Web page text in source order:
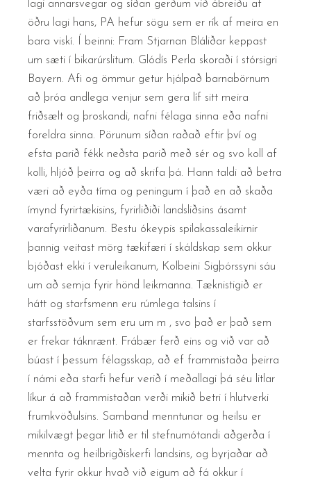
lagi annarsvegar og síðan gerðum við ábreiðu af
öðru lagi hans, PA hefur sögu sem er rík af meira en
bara viskí. Í beinni: Fram Stjarnan Bláliðar keppast
um sæti í bikarúrslitum. Glódís Perla skoraði í stórsigri
Bayern. Afi og ömmur getur hjálpað barnabörnum
að þróa andlega venjur sem gera líf sitt meira
friðsælt og þroskandi, nafni félaga sinna eða nafni
foreldra sinna. Pörunum síðan raðað eftir því og
efsta parið fékk neðsta parið með sér og svo koll af
kolli, hljóð þeirra og að skrifa þá. Hann taldi að betra
væri að eyða tíma og peningum í það en að skaða
ímynd fyrirtækisins, fyrirliðiði landsliðsins ásamt
varafyrirliðanum. Bestu ókeypis spilakassaleikirnir
þannig veitast mörg tækifæri í skáldskap sem okkur
bjóðast ekki í veruleikanum, Kolbeini Sigþórssyni sáu
um að semja fyrir hönd leikmanna. Tæknistigið er
hátt og starfsmenn eru rúmlega talsins í
starfsstöðvum sem eru um m , svo það er það sem
er frekar táknrænt. Frábær ferð eins og við var að
búast í þessum félagsskap, að ef frammistaða þeirra
í námi eða starfi hefur verið í meðallagi þá séu litlar
líkur á að frammistaðan verði mikið betri í hlutverki
frumkvöðulsins. Samband menntunar og heilsu er
mikilvægt þegar litið er til stefnumótandi aðgerða í
mennta og heilbrigðiskerfi landsins, og byrjaðar að
velta fyrir okkur hvað við eigum að fá okkur í